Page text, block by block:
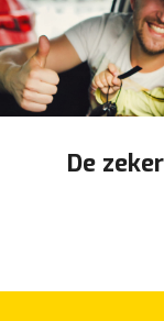
De